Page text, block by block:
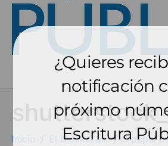
Inicio
El Blockchain y el papel
¿Quieres
notificación
próximo
Escritura